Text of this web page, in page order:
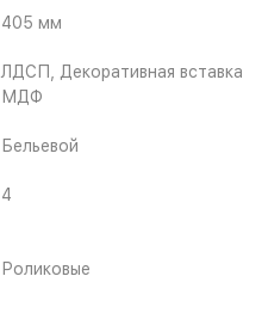
405 мм
ЛДСП, Декоративная вставка
МДФ
Бельевой
4
Роликовые